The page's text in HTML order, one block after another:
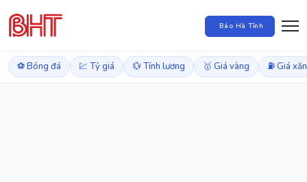
Báo Hà Tĩnh
⚽ Bóng đá 💹 Tỷ giá 💱 Tính lương 🥇 Giá vàng ⛽ Giá